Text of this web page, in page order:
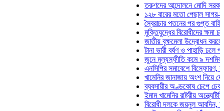
তরুণদের আন্দোলনে মোদি সরকার
১২৮ বারের মতো পেছাল সাগর-রুনি
স্বৈরাচার পতনের পর গুপ্ত বাহিনীর
মুক্তিযুদ্ধের বিরোধীদের ক্ষমা
জাতীয় বৃক্ষমেলা উদ্বোধন করলেন
টানা ভারী বর্ষণ ও পাহাড়ি ঢলে
জুনে মূল্যস্ফীতি কমে ৯ দশমিক ১৬
এনসিপির সমাবেশে বিস্ফোরণ,
খামেনির জানাজায় অংশ নিয়ে দেশে
ব্যবসায়ীর অণ্ডকোষ চেপে চেক-
ইমাম খামেনির রাষ্ট্রীয়
বিরোধী দলকে জয়নুল আবদিন,